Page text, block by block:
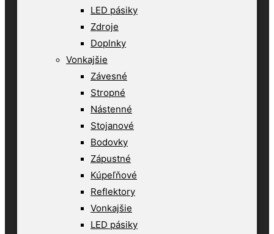
LED pásiky
Zdroje
Doplnky
Vonkajšie
Závesné
Stropné
Nástenné
Stojanové
Bodovky
Zápustné
Kúpeľňové
Reflektory
Vonkajšie
LED pásiky